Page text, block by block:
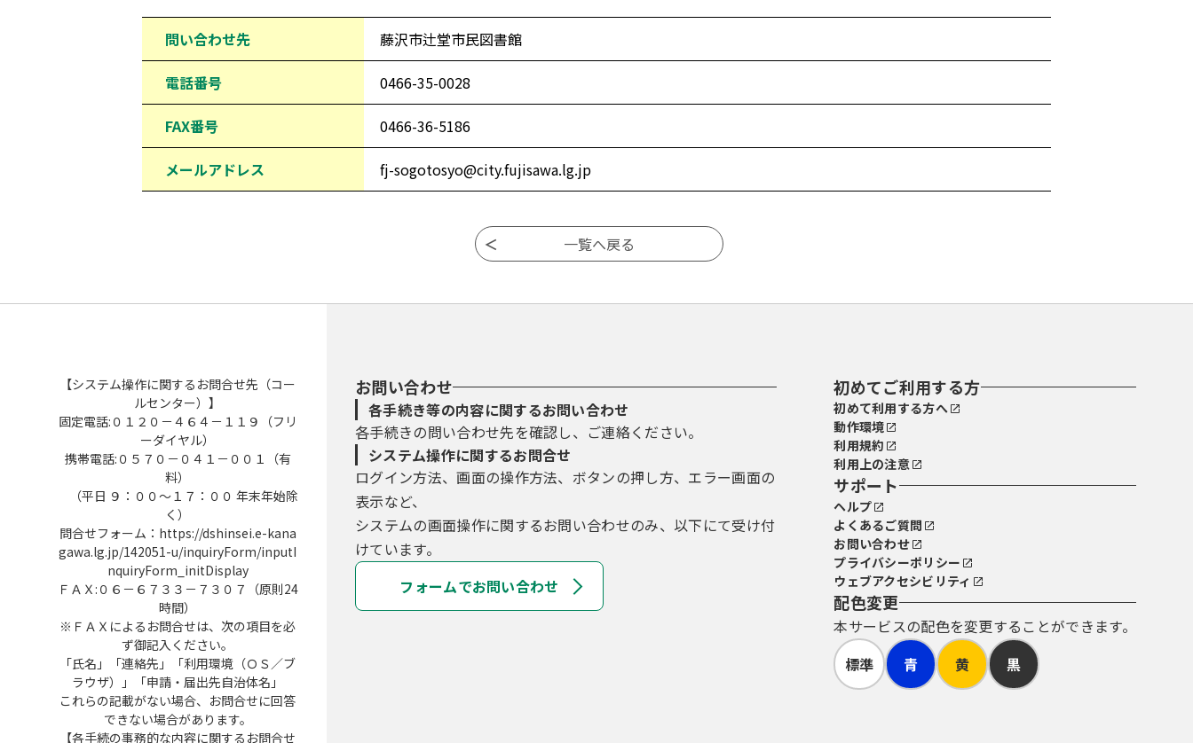
問い合わせ先 藤沢市辻堂市民図書館
電話番号 0466-35-0028
FAX番号 0466-36-5186
メールアドレス fj-sogotosyo@city.fujisawa.lg.jp
【システム操作に関するお問合せ先（コー
ルセンター）】
固定電話:０１２０－４６４－１１９（フリ
ーダイヤル）
携帯電話:０５７０－０４１－００１（有
料）
（平日 ９：００～１７：００ 年末年始除
く）
問合せフォーム：https://dshinsei.e-kana
gawa.lg.jp/142051-u/inquiryForm/inputI
nquiryForm_initDisplay
ＦＡＸ:０６－６７３３－７３０７（原則24
時間）
※ＦＡＸによるお問合せは、次の項目を必
ず御記入ください。
「氏名」「連絡先」「利用環境（ＯＳ／ブ
ラウザ）」「申請・届出先自治体名」
これらの記載がない場合、お問合せに回答
できない場合があります。
【各手続の事務的な内容に関するお問合せ
お問い合わせ
各手続き等の内容に関するお問い合わせ
各手続きの問い合わせ先を確認し、ご連絡ください。
システム操作に関するお問合せ
ログイン方法、画面の操作方法、ボタンの押し方、エラー画面の
表示など、
システムの画面操作に関するお問い合わせのみ、以下にて受け付
けています。
フォームでお問い合わせ
初めてご利用する方
初めて利用する方へ
動作環境
利用規約
利用上の注意
サポート
ヘルプ
よくあるご質問
お問い合わせ
プライバシーポリシー
ウェブアクセシビリティ
配色変更
本サービスの配色を変更することができます。
標準
青 黄 黒